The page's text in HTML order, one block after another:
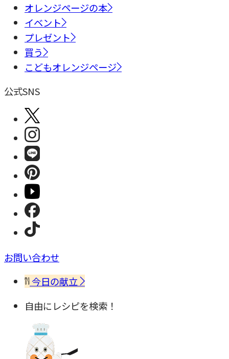
オレンジページの本
イベント
プレゼント
買う
こどもオレンジページ
公式SNS
お問い合わせ
今日の献立
自由にレシピを検索！